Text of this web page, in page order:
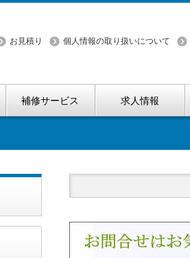
お見積り 個人情報の取り扱いについて
補修サービス 求人情報